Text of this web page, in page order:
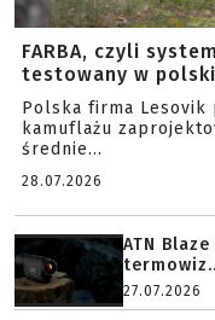
FARBA, czyli
testowany w
Polska firma Lesovik
kamuflażu
średnie...
28.07.2026
ATN
27.07.2026